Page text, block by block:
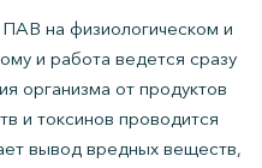
на физиологическом и
и работа ведется сразу
организма от продуктов
и токсинов проводится
вывод вредных веществ,